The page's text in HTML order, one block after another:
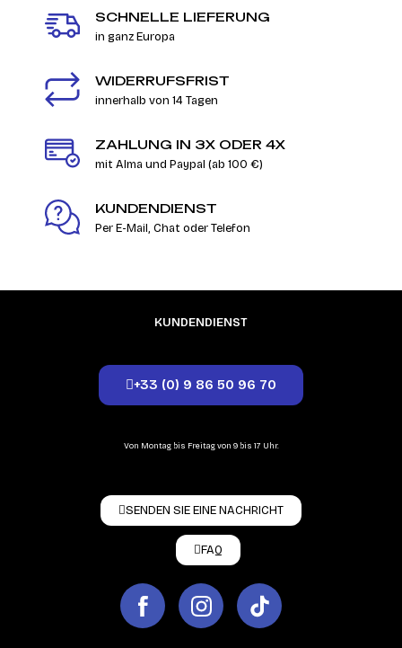
SCHNELLE LIEFERUNG
in ganz Europa
WIDERRUFSFRIST
innerhalb von 14 Tagen
ZAHLUNG IN 3X ODER 4X
mit Alma und Paypal (ab 100 €)
KUNDENDIENST
Per E-Mail, Chat oder Telefon
KUNDENDIENST
+33 (0) 9 86 50 96 70
Von Montag bis Freitag von 9 bis 17 Uhr.
SENDEN SIE EINE NACHRICHT
FAQ